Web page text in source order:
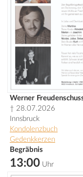
Werner
† 28.07.2026
Innsbruck
Kondolenzbuch
Gedenkkerzen
Begräbnis
13:00 Uhr